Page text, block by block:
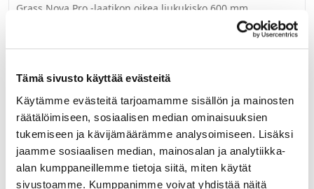
Tämä sivusto käyttää evästeitä
Käytämme evästeitä tarjoamamme sisällön ja mainosten
räätälöimiseen, sosiaalisen median ominaisuuksien
tukemiseen ja kävijämäärämme analysoimiseen. Lisäksi
jaamme sosiaalisen median, mainosalan ja analytiikka-
alan kumppaneillemme tietoja siitä, miten käytät
sivustoamme. Kumppanimme voivat yhdistää näitä
Grass Nova Pro -laatikon oikea liukukisko 600 mm.
Kantavuus 40kg. Nova Pro -laatikoissa on täysin ulostulevat
ja vaimenn etut kiskot. Pieni 20 N vetovastus, äänetön
sulkeutuminen ja synkronoitu kiskon rakenne tarjoavat
LUE LISÄÄ »
NP Scala ja One sisälaatikon etus. kiinnike
H90/186mm rk.